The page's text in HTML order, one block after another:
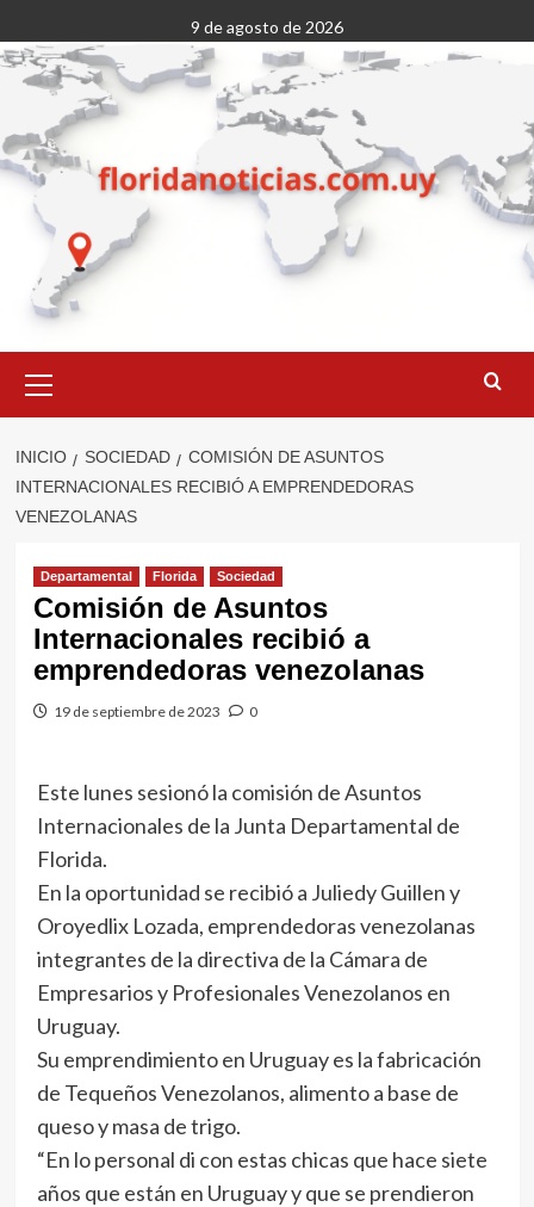
al
contenido
9 de agosto de 2026
primario
INICIO SOCIEDAD
COMISIÓN DE ASUNTOS
INTERNACIONALES RECIBIÓ A EMPRENDEDORAS
VENEZOLANAS
Departamental Florida Sociedad
Comisión de Asuntos
Internacionales recibió a
emprendedoras venezolanas
19 de septiembre de 2023 0
Este lunes sesionó la comisión de Asuntos
Internacionales de la Junta Departamental de
Florida.
En la oportunidad se recibió a Juliedy Guillen y
Oroyedlix Lozada, emprendedoras venezolanas
integrantes de la directiva de la Cámara de
Empresarios y Profesionales Venezolanos en
Uruguay.
Su emprendimiento en Uruguay es la fabricación
de Tequeños Venezolanos, alimento a base de
queso y masa de trigo.
“En lo personal di con estas chicas que hace siete
años que están en Uruguay y que se prendieron